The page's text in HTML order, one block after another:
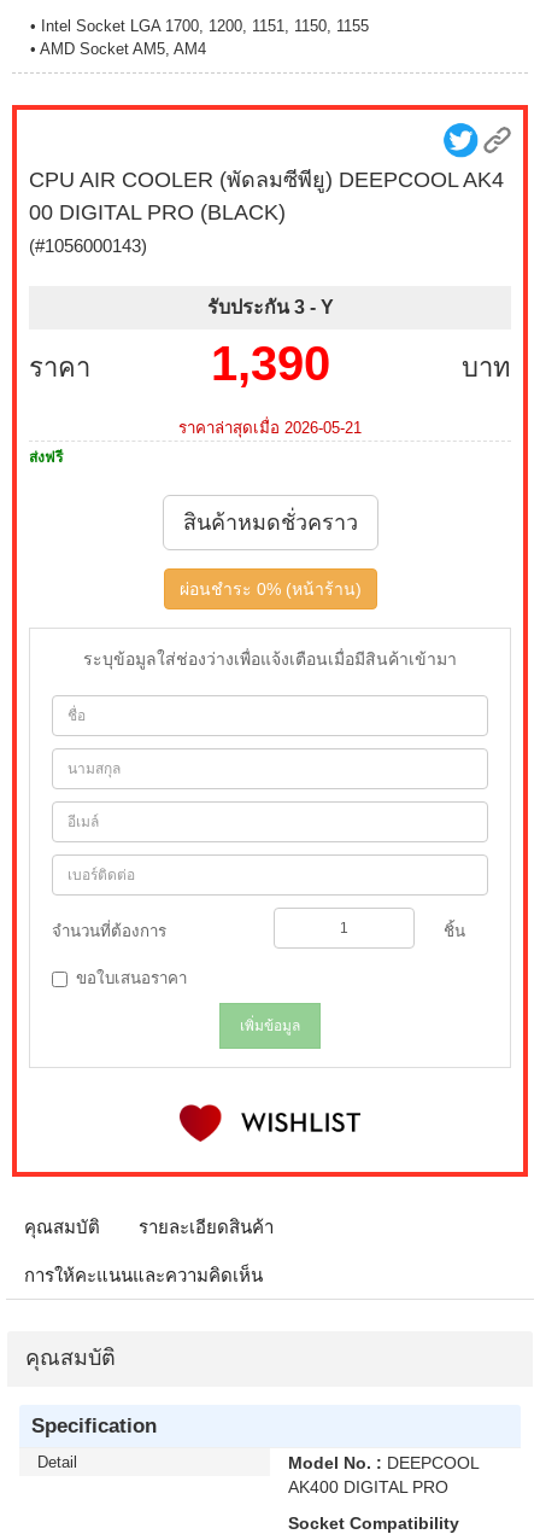
• Intel Socket LGA 1700, 1200, 1151, 1150, 1155
• AMD Socket AM5, AM4
CPU AIR COOLER (พัดลมซีพียู) DEEPCOOL AK4
00 DIGITAL PRO (BLACK)
(#1056000143)
รับประกัน 3 - Y
ราคา บาท
1,390
ราคาล่าสุดเมื่อ 2026-05-21
ส่งฟรี
สินค้าหมดชั่วคราว
ผ่อนชำระ 0% (หน้าร้าน)
ระบุข้อมูลใส่ช่องว่างเพื่อแจ้งเตือนเมื่อมีสินค้าเข้ามา
จำนวนที่ต้องการ ชิ้น
ขอใบเสนอราคา
เพิ่มข้อมูล
คุณสมบัติ รายละเอียดสินค้า
การให้คะแนนและความคิดเห็น
คุณสมบัติ
Specification
Detail Model No. : DEEPCOOL
AK400 DIGITAL PRO
Socket Compatibility